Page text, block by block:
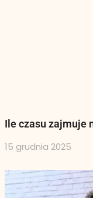
Ile czasu zajmuje
15 grudnia 2025